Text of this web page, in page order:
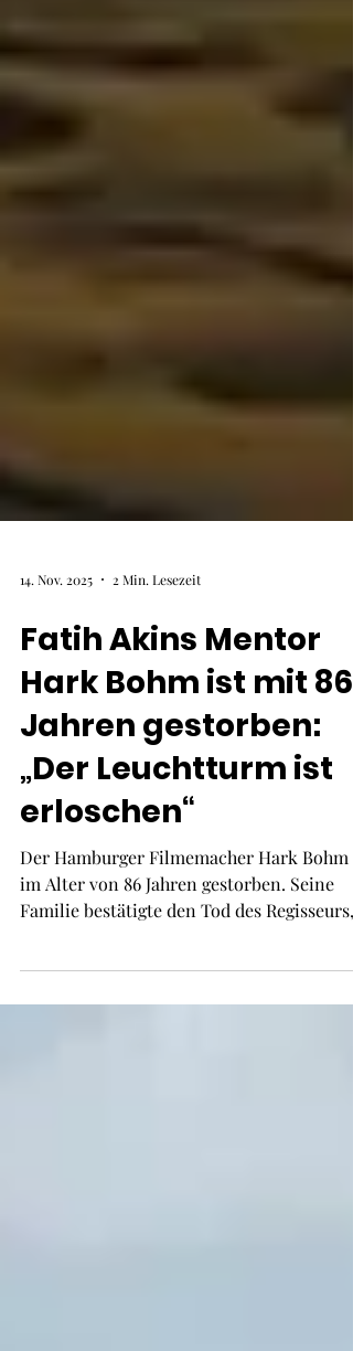
14. Nov. 2025 2 Min. Lesezeit
Fatih Akins Mentor
Hark Bohm ist mit 86
Jahren gestorben:
„Der Leuchtturm ist
erloschen“
Der Hamburger Filmemacher Hark Bohm
Familie bestätigte den Tod des Regisseurs,